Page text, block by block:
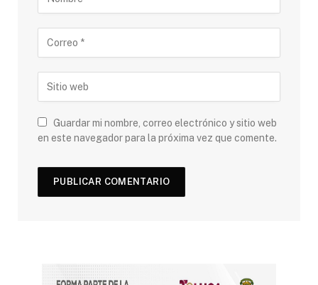
Guardar mi nombre, correo electrónico y sitio web
en este navegador para la próxima vez que comente.